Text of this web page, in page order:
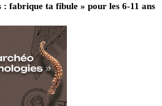
fabrique ta fibule » pour les 6-11 ans